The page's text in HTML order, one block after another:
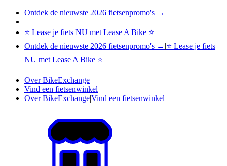
Ontdek de nieuwste 2026 fietsenpromo's →
|
⭐ Lease je fiets NU met Lease A Bike ⭐
Ontdek de nieuwste 2026 fietsenpromo's → |⭐ Lease je fiets
NU met Lease A Bike ⭐
Over BikeExchange
Vind een fietsenwinkel
Over BikeExchange|Vind een fietsenwinkel